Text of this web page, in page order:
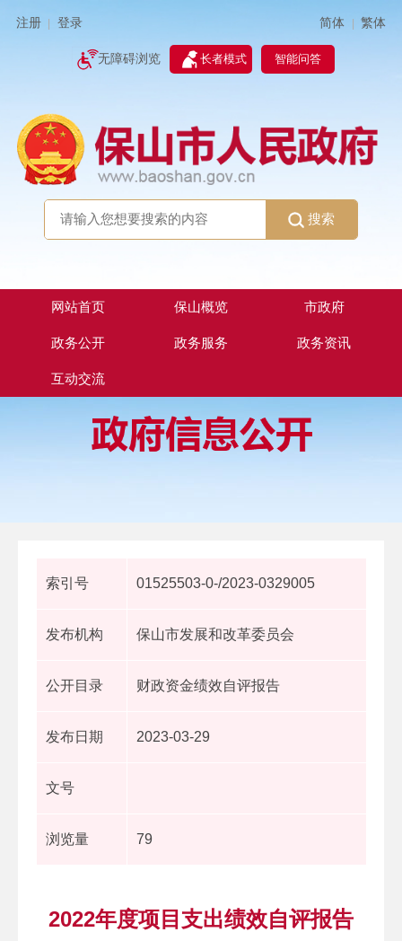
注册 登录 简体 | 繁体
无障碍浏览 长者模式 智能问答
搜索
网站首页 保山概览 市政府
政务公开 政务服务 政务资讯
互动交流
索引号 01525503-0-/2023-0329005
发布机构 保山市发展和改革委员会
公开目录 财政资金绩效自评报告
发布日期 2023-03-29
文号
浏览量 79
2022年度项目支出绩效自评报告